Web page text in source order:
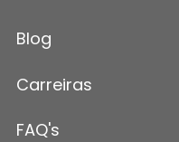
Blog
Carreiras
FAQ's